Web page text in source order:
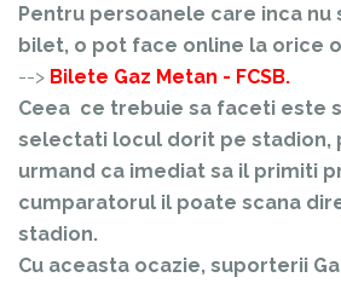
Pentru persoanele care inca nu
bilet, o pot face online la orice
--> Bilete Gaz Metan - FCSB.
Ceea ce trebuie sa faceti este
selectati locul dorit pe stadion,
urmand ca imediat sa il primiti
cumparatorul il poate scana
stadion.
Cu aceasta ocazie, suporterii